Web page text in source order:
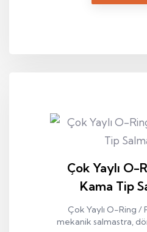
Çok Yaylı O-
Kama Tip
Çok Yaylı O-Ring /
mekanik salmastra,